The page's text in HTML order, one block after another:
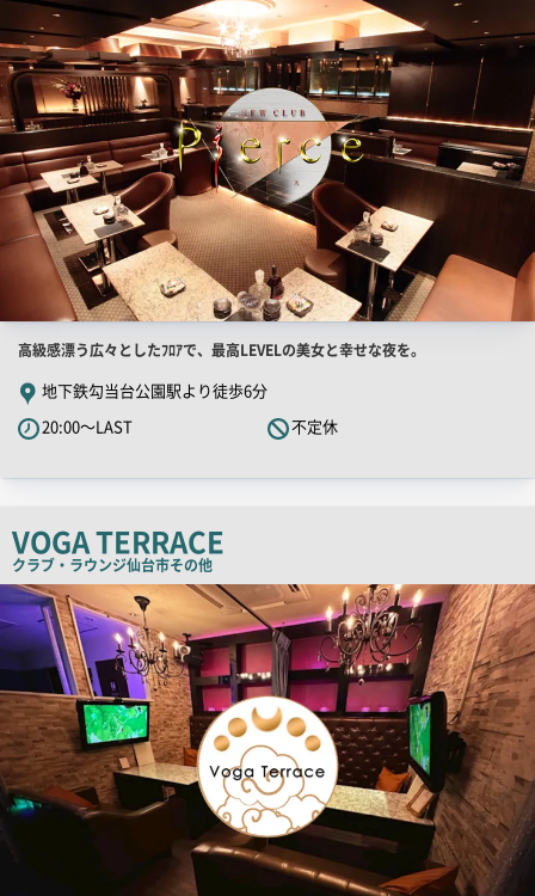
PR
像
店
舗
PR
キ
コ
ピ
ー
高級感漂う広々としたﾌﾛｱで、最高LEVELの美女と幸せな夜を。
地下鉄勾当台公園駅より徒歩6分
20:00～LAST
不定休
VOGA TERRACE
クラブ・ラウンジ仙台市その他
店
舗
PR
画